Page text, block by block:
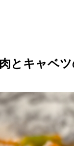
とキャベ